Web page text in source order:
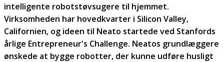
intelligente robotstøvsugere til hjemmet.
Virksomheden har hovedkvarter i Silicon Valley,
Californien, og ideen til Neato startede ved Stanfords
årlige Entrepreneur's Challenge. Neatos grundlæggere
ønskede at bygge robotter, der kunne udføre husligt